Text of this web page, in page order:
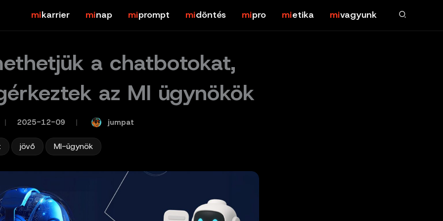
karrier nap prompt döntés pro etika vagyunk
a chatbotokat,
az MI ügynökök
2025-12-09 jumpat
jövő MI-ügynök